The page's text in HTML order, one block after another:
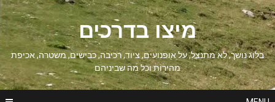
Skip
to
content
מיצו בדרכים
בלוג נושך, לא מתנצל, על אופנועים, ציוד, רכיבה, כבישים, משטרה, אכיפת
מהירות וכל מה שביניהם